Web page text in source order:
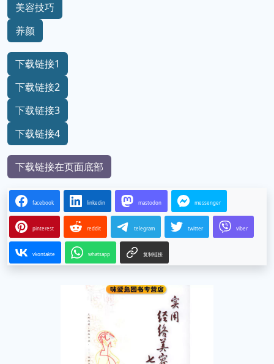
美容技巧
养颜
下载链接1
下载链接2
下载链接3
下载链接4
下载链接在页面底部
facebook linkedin mastodon messenger
pinterest reddit telegram twitter viber
vkontakte whatsapp 复制链接